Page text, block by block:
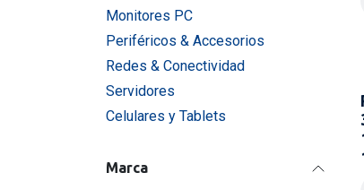
Monitores PC
Periféricos & Accesorios
Redes & Conectividad
Servidores
Celulares y Tablets
Marca